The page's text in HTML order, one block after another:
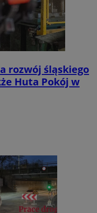
rozwój śląskiego
Huta Pokój w